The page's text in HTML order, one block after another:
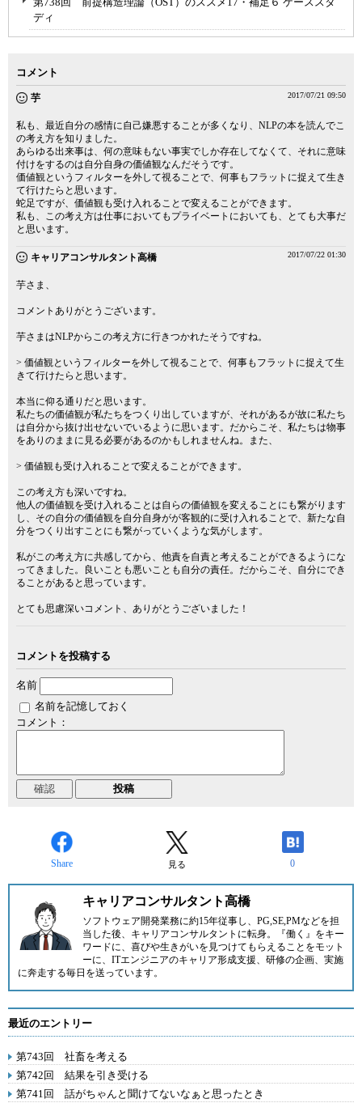
ディ
コメント
芋 2017/07/21 09:50
私も、最近自分の感情に自己嫌悪することが多くなり、NLPの本を読んでこ
の考え方を知りました。
あらゆる出来事は、何の意味もない事実でしか存在してなくて、それに意味
付けをするのは自分自身の価値観なんだそうです。
価値観というフィルターを外して視ることで、何事もフラットに捉えて生き
て行けたらと思います。
蛇足ですが、価値観も受け入れることで変えることができます。
私も、この考え方は仕事においてもプライベートにおいても、とても大事だ
と思います。
キャリアコンサルタント高橋 2017/07/22 01:30
芋さま、
コメントありがとうございます。
芋さまはNLPからこの考え方に行きつかれたそうですね。
> 価値観というフィルターを外して視ることで、何事もフラットに捉えて生
きて行けたらと思います。
本当に仰る通りだと思います。
私たちの価値観が私たちをつくり出していますが、それがあるが故に私たち
は自分から抜け出せないでいるように思います。だからこそ、私たちは物事
をありのままに見る必要があるのかもしれませんね。また、
> 価値観も受け入れることで変えることができます。
この考え方も深いですね。
他人の価値観を受け入れることは自らの価値観を変えることにも繋がります
し、その自分の価値観を自分自身がが客観的に受け入れることで、新たな自
分をつくり出すことにも繋がっていくような気がします。
私がこの考え方に共感してから、他責を自責と考えることができるようにな
ってきました。良いことも悪いことも自分の責任。だからこそ、自分にでき
ることがあると思っています。
とても思慮深いコメント、ありがとうございました！
コメントを投稿する
名前
名前を記憶しておく
コメント：
Share 見る 0
キャリアコンサルタント高橋
ソフトウェア開発業務に約15年従事し、PG,SE,PMなどを担
当した後、キャリアコンサルタントに転身。『働く』をキー
ワードに、喜びや生きがいを見つけてもらえることをモット
ーに、ITエンジニアのキャリア形成支援、研修の企画、実施
に奔走する毎日を送っています。
最近のエントリー
第743回 社畜を考える
第742回 結果を引き受ける
第741回 話がちゃんと聞けてないなぁと思ったとき